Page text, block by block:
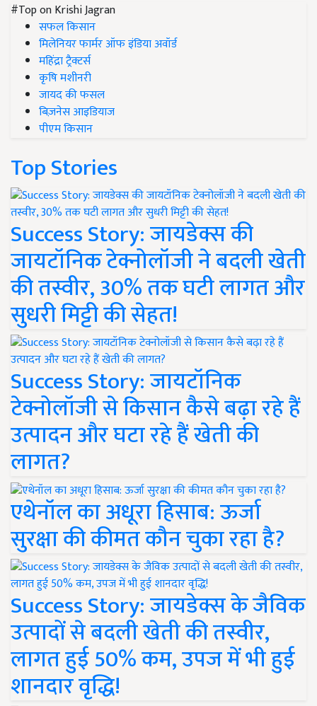
#Top on Krishi Jagran
सफल किसान
मिलेनियर फार्मर ऑफ इंडिया अवॉर्ड
महिंद्रा ट्रैक्टर्स
कृषि मशीनरी
जायद की फसल
बिज़नेस आइडियाज
पीएम किसान
Top Stories
Success Story: जायडेक्स की
जायटॉनिक टेक्नोलॉजी ने बदली खेती
की तस्वीर, 30% तक घटी लागत और
सुधरी मिट्टी की सेहत!
Success Story: जायटॉनिक
टेक्नोलॉजी से किसान कैसे बढ़ा रहे हैं
उत्पादन और घटा रहे हैं खेती की
लागत?
एथेनॉल का अधूरा हिसाब: ऊर्जा
सुरक्षा की कीमत कौन चुका रहा है?
Success Story: जायडेक्स के जैविक
उत्पादों से बदली खेती की तस्वीर,
लागत हुई 50% कम, उपज में भी हुई
शानदार वृद्धि!